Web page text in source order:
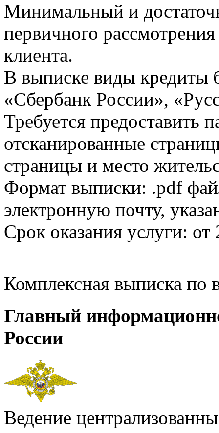
Минимальный и
первичного
клиента.
В выписке виды кредиты
«Сбербанк России»,
Требуется предоставить
отсканированные
страницы и место
Формат выписки: .pdf
электронную почту,
Срок оказания услуги: от
Комплексная выписка
Главный
России
Ведение